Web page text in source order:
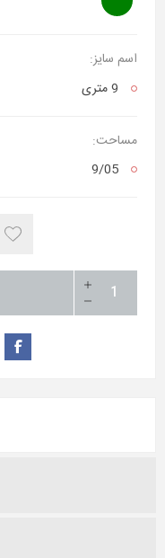
اسم سایز:
9 متری
مساحت:
9/05